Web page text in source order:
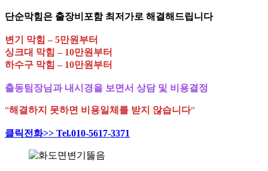
단순막힘은 출장비포함 최저가로 해결해드립니다
변기 막힘 – 5만원부터
싱크대 막힘 – 10만원부터
하수구 막힘 – 10만원부터
출동팀장님과 내시경을 보면서 상담 및 비용결정
“해결하지 못하면 비용일체를 받지 않습니다“
클릭전화>> Tel.010-5617-3371